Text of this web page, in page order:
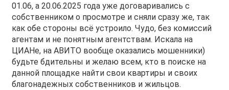
01.06, а 20.06.2025 года уже договаривались с
собственником о просмотре и сняли сразу же, так
как обе стороны всё устроило. Чудо, без комиссий
агентам и не понятным агентствам. Искала на
ЦИАНе, на АВИТО вообще оказались мошенники)
будьте бдительны и желаю всем, кто в поиске на
данной площадке найти свои квартиры и своих
благонадежных собственников и жильцов.